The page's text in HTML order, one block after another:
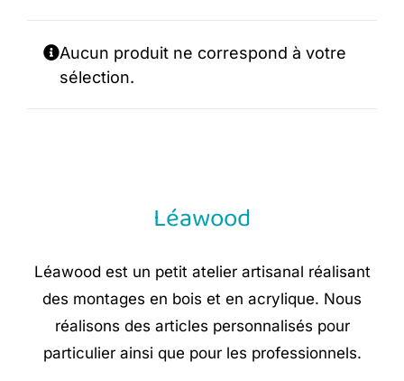
Aucun produit ne correspond à votre
sélection.
Léawood
Léawood est un petit atelier artisanal réalisant
des montages en bois et en acrylique. Nous
réalisons des articles personnalisés pour
particulier ainsi que pour les professionnels.